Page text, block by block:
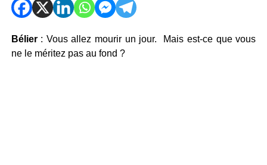
Bélier: Vous allez mourir un jour. Mais est-ce que vous
ne le méritez pas au fond ?